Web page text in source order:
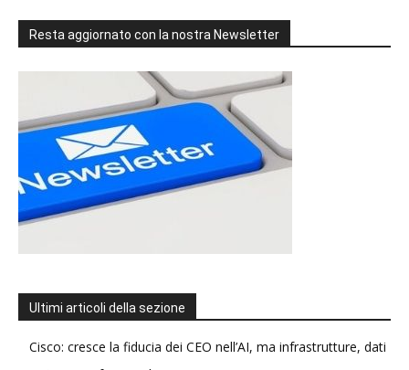
Resta aggiornato con la nostra Newsletter
Ultimi articoli della sezione
Cisco: cresce la fiducia dei CEO nell’AI, ma infrastrutture, dati